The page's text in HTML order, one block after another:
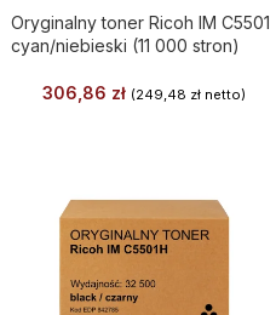
Oryginalny toner Ricoh IM C5501
cyan/niebieski (11 000 stron)
306,86 zł (249,48 złnetto)